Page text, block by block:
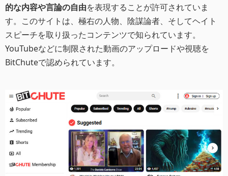
的な内容や言論の自由を表現することが許可されていま
す。このサイトは、極右の人物、陰謀論者、そしてヘイト
スピーチを取り扱ったコンテンツで知られています。
YouTubeなどに制限された動画のアップロードや視聴を
BitChuteで認められています。